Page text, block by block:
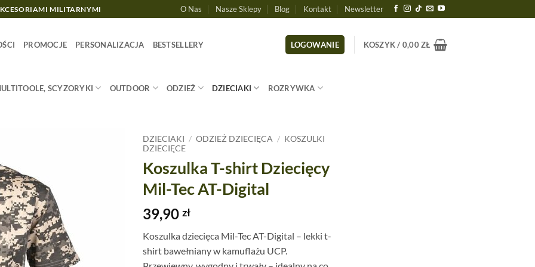
MILITARNYMI O Nas Nasze Sklepy Blog Kontakt Newsletter
PROMOCJE PERSONALIZACJA BESTSELLERY LOGOWANIE KOSZYK / 0,00ZŁ
SCYZORYKI OUTDOOR ODZIEŻ DZIECIAKI ROZRYWKA
DZIECIAKI / ODZIEŻ DZIECIĘCA / KOSZULKI
DZIECIĘCE
Koszulka T-shirt Dziecięcy
Mil-Tec AT-Digital
39,90 zł
Koszulka dziecięca Mil-Tec AT-Digital – lekki t-
shirt bawełniany w kamuflażu UCP.